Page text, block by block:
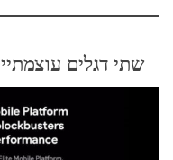
שתי דגלים